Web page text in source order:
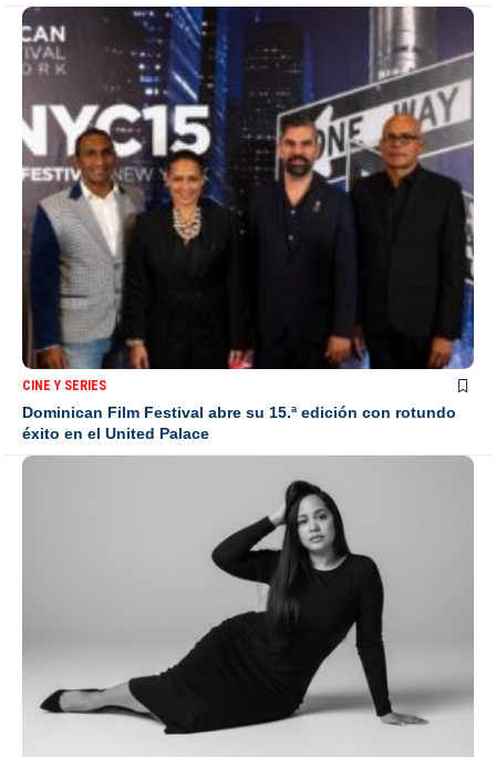
CINE Y SERIES
Dominican Film Festival abre su 15.ª edición con rotundo
éxito en el United Palace